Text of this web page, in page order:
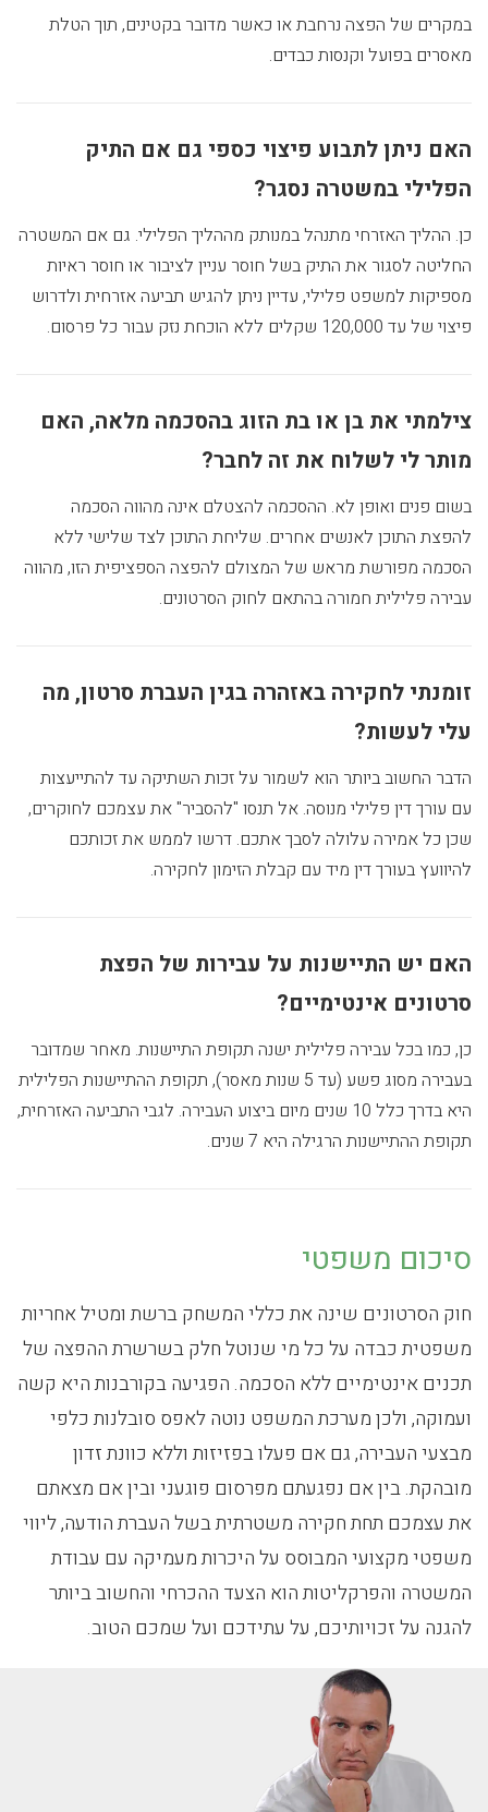
במקרים של הפצה נרחבת או כאשר מדובר בקטינים, תוך הטלת
מאסרים בפועל וקנסות כבדים.
האם ניתן לתבוע פיצוי כספי גם אם התיק
הפלילי במשטרה נסגר?
כן. ההליך האזרחי מתנהל במנותק מההליך הפלילי. גם אם המשטרה
החליטה לסגור את התיק בשל חוסר עניין לציבור או חוסר ראיות
מספיקות למשפט פלילי, עדיין ניתן להגיש תביעה אזרחית ולדרוש
פיצוי של עד 120,000 שקלים ללא הוכחת נזק עבור כל פרסום.
צילמתי את בן או בת הזוג בהסכמה מלאה, האם
מותר לי לשלוח את זה לחבר?
בשום פנים ואופן לא. ההסכמה להצטלם אינה מהווה הסכמה
להפצת התוכן לאנשים אחרים. שליחת התוכן לצד שלישי ללא
הסכמה מפורשת מראש של המצולם להפצה הספציפית הזו, מהווה
עבירה פלילית חמורה בהתאם לחוק הסרטונים.
זומנתי לחקירה באזהרה בגין העברת סרטון, מה
עלי לעשות?
הדבר החשוב ביותר הוא לשמור על זכות השתיקה עד להתייעצות
עם עורך דין פלילי מנוסה. אל תנסו "להסביר" את עצמכם לחוקרים,
שכן כל אמירה עלולה לסבך אתכם. דרשו לממש את זכותכם
להיוועץ בעורך דין מיד עם קבלת הזימון לחקירה.
האם יש התיישנות על עבירות של הפצת
סרטונים אינטימיים?
כן, כמו בכל עבירה פלילית ישנה תקופת התיישנות. מאחר שמדובר
בעבירה מסוג פשע (עד 5 שנות מאסר), תקופת ההתיישנות הפלילית
היא בדרך כלל 10 שנים מיום ביצוע העבירה. לגבי התביעה האזרחית,
תקופת ההתיישנות הרגילה היא 7 שנים.
סיכום משפטי
חוק הסרטונים שינה את כללי המשחק ברשת ומטיל אחריות
משפטית כבדה על כל מי שנוטל חלק בשרשרת ההפצה של
תכנים אינטימיים ללא הסכמה. הפגיעה בקורבנות היא קשה
ועמוקה, ולכן מערכת המשפט נוטה לאפס סובלנות כלפי
מבצעי העבירה, גם אם פעלו בפזיזות וללא כוונת זדון
מובהקת. בין אם נפגעתם מפרסום פוגעני ובין אם מצאתם
את עצמכם תחת חקירה משטרתית בשל העברת הודעה, ליווי
משפטי מקצועי המבוסס על היכרות מעמיקה עם עבודת
המשטרה והפרקליטות הוא הצעד ההכרחי והחשוב ביותר
להגנה על זכויותיכם, על עתידכם ועל שמכם הטוב.